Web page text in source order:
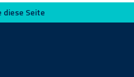
diese Seite